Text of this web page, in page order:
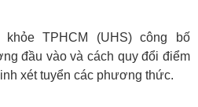
TPHCM (UHS) công bố
đầu vào và cách quy đổi điểm
xét tuyển các phương thức.